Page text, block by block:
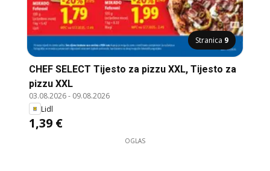
Stranica 9
CHEF SELECT Tijesto za pizzu XXL, Tijesto za
pizzu XXL
03.08.2026- 09.08.2026
Lidl
1,39 €
OGLAS